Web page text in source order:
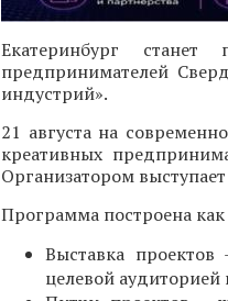
Екатеринбург станет
предпринимателей
индустрий».
21 августа на
креативных
Организатором
Программа построена как
Выставка
целевой